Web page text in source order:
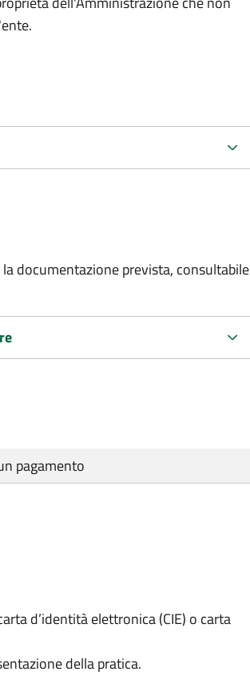
documentazione prevista, consultabile
pagamento
d’identità elettronica (CIE) o carta
della pratica.